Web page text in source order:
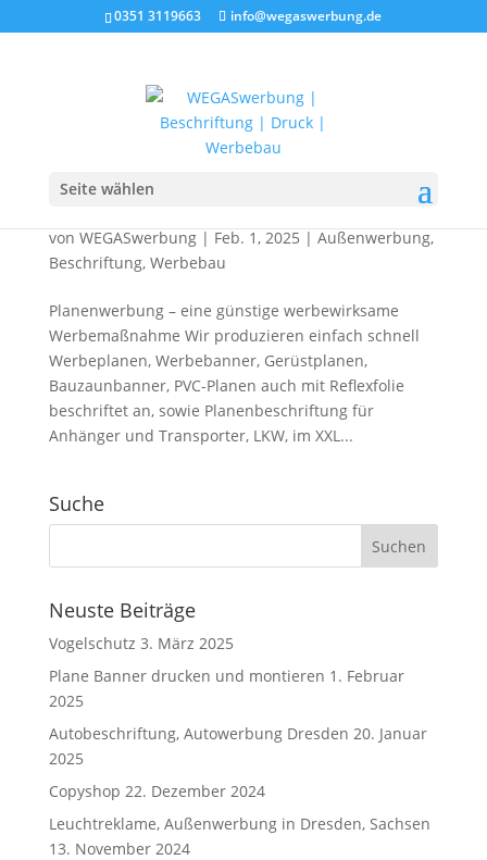
0351 3119663 info@wegaswerbung.de
Seite wählen
von WEGASwerbung| Feb. 1, 2025 | Außenwerbung,
Beschriftung, Werbebau
Planenwerbung – eine günstige werbewirksame
Werbemaßnahme Wir produzieren einfach schnell
Werbeplanen, Werbebanner, Gerüstplanen,
Bauzaunbanner, PVC-Planen auch mit Reflexfolie
beschriftet an, sowie Planenbeschriftung für
Anhänger und Transporter, LKW, im XXL...
Suche
Neuste Beiträge
Vogelschutz 3. März 2025
Plane Banner drucken und montieren 1. Februar
2025
Autobeschriftung, Autowerbung Dresden 20. Januar
2025
Copyshop 22. Dezember 2024
Leuchtreklame, Außenwerbung in Dresden, Sachsen
13. November 2024